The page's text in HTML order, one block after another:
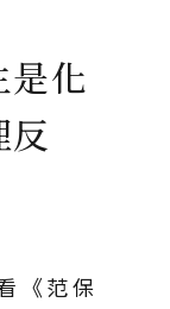
是化
《范保